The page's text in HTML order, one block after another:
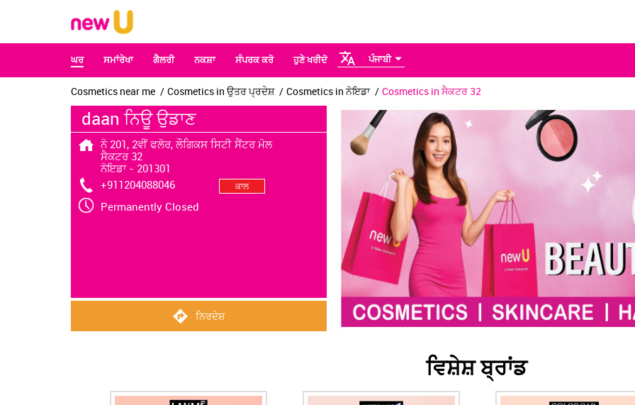
ਘਰ ਸਮਾਂਰੇਖਾ ਗੈਲਰੀ ਨਕਸ਼ਾ ਸੰਪਰਕ ਕਰੋ ਹੁਣੇ ਖਰੀਦੋ ਪੰਜਾਬੀ
Cosmetics near me Cosmetics in ਉਤਰ ਪ੍ਰਦੇਸ਼ Cosmetics in ਨੋਇਡਾ Cosmetics in ਸੈਕਟਰ 32
daan ਨਿਊ ਉਡਾਣ
ਨੋ 201, 2ਵੀਂ ਫਲੋਰ, ਲੌਗਿਕਸ ਸਿਟੀ ਸੈਂਟਰ ਮੋਲ
ਸੈਕਟਰ 32
ਨੋਇਡਾ- 201301
+911204088046
ਕਾਲ
Permanently Closed
ਨਿਰਦੇਸ਼
ਵਿਸ਼ੇਸ਼ ਬ੍ਰਾਂਡ